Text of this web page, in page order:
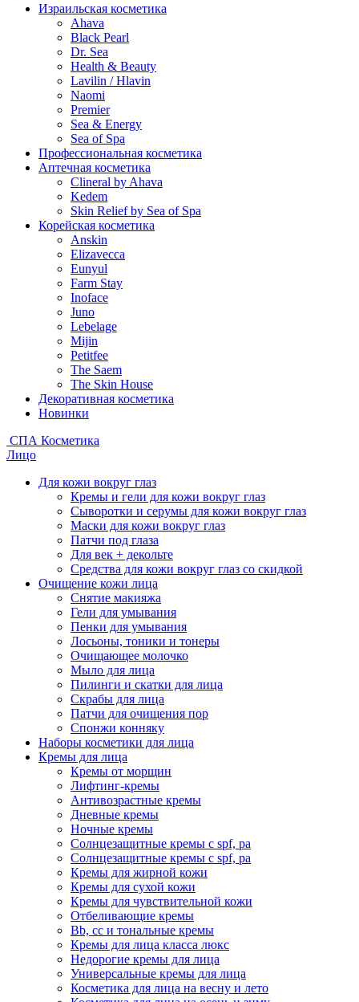
Израильская косметика
Ahava
Black Pearl
Dr. Sea
Health & Beauty
Lavilin / Hlavin
Naomi
Premier
Sea & Energy
Sea of Spa
Профессиональная косметика
Аптечная косметика
Clineral by Ahava
Kedem
Skin Relief by Sea of Spa
Корейская косметика
Anskin
Elizavecca
Eunyul
Farm Stay
Inoface
Juno
Lebelage
Mijin
Petitfee
The Saem
The Skin House
Декоративная косметика
Новинки
СПА Косметика
Лицо
Для кожи вокруг глаз
Кремы и гели для кожи вокруг глаз
Сыворотки и серумы для кожи вокруг глаз
Маски для кожи вокруг глаз
Патчи под глаза
Для век + декольте
Средства для кожи вокруг глаз со скидкой
Очищение кожи лица
Снятие макияжа
Гели для умывания
Пенки для умывания
Лосьоны, тоники и тонеры
Очищающее молочко
Мыло для лица
Пилинги и скатки для лица
Скрабы для лица
Патчи для очищения пор
Спонжи конняку
Наборы косметики для лица
Кремы для лица
Кремы от морщин
Лифтинг-кремы
Антивозрастные кремы
Дневные кремы
Ночные кремы
Солнцезащитные кремы с spf, pa
Солнцезащитные кремы с spf, pa
Кремы для жирной кожи
Кремы для сухой кожи
Кремы для чувствительной кожи
Отбеливающие кремы
Bb, cc и тональные кремы
Кремы для лица класса люкс
Недорогие кремы для лица
Универсальные кремы для лица
Косметика для лица на весну и лето